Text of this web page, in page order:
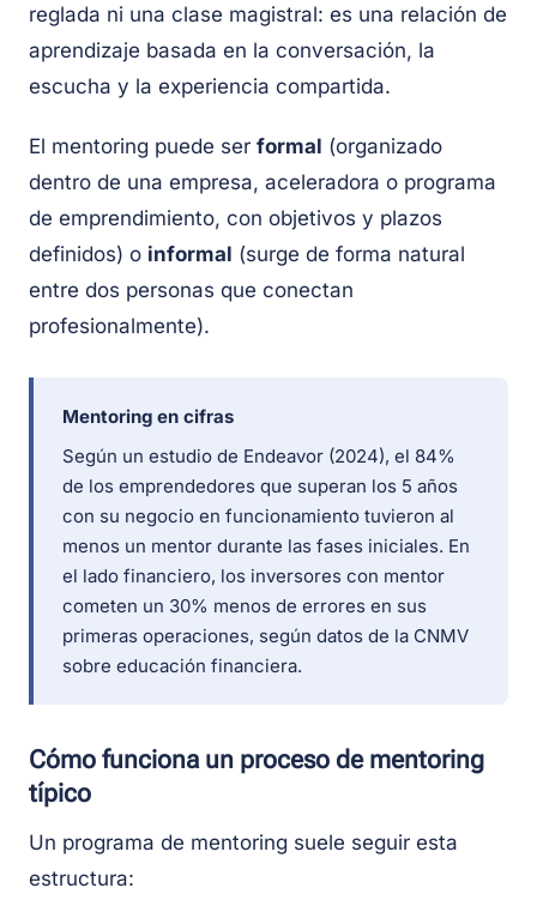
reglada ni una clase magistral: es una relación de
aprendizaje basada en la conversación, la
escucha y la experiencia compartida.
El mentoring puede ser formal (organizado
dentro de una empresa, aceleradora o programa
de emprendimiento, con objetivos y plazos
definidos) o informal (surge de forma natural
entre dos personas que conectan
profesionalmente).
Mentoring en cifras
Según un estudio de Endeavor (2024), el 84%
de los emprendedores que superan los 5 años
con su negocio en funcionamiento tuvieron al
menos un mentor durante las fases iniciales. En
el lado financiero, los inversores con mentor
cometen un 30% menos de errores en sus
primeras operaciones, según datos de la CNMV
sobre educación financiera.
Cómo funciona un proceso de mentoring
típico
Un programa de mentoring suele seguir esta
estructura: